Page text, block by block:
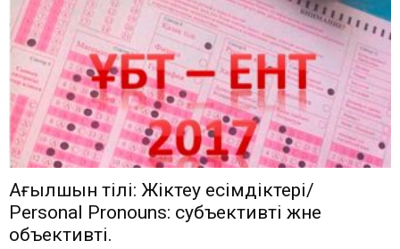
Ағылшын тілі: Жіктеу есімдіктері/
Personal Pronouns: субъективті және
объективті.